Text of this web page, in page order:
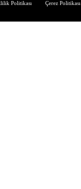
Politikası Çerez Politikası